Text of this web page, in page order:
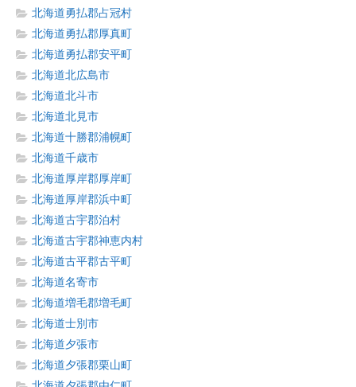
北海道勇払郡占冠村
北海道勇払郡厚真町
北海道勇払郡安平町
北海道北広島市
北海道北斗市
北海道北見市
北海道十勝郡浦幌町
北海道千歳市
北海道厚岸郡厚岸町
北海道厚岸郡浜中町
北海道古宇郡泊村
北海道古宇郡神恵内村
北海道古平郡古平町
北海道名寄市
北海道増毛郡増毛町
北海道士別市
北海道夕張市
北海道夕張郡栗山町